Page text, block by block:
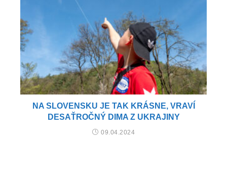
NA SLOVENSKU JE TAK KRÁSNE, VRAVÍ
DESAŤROČNÝ DIMA Z UKRAJINY
09.04.2024